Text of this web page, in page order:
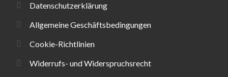
Datenschutzerklärung
Allgemeine Geschäftsbedingungen
Cookie-Richtlinien
Widerrufs- und Widerspruchsrecht